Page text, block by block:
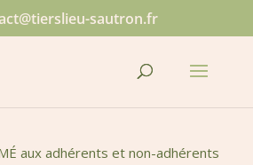
sautron.fr
aux adhérents et non-adhérents